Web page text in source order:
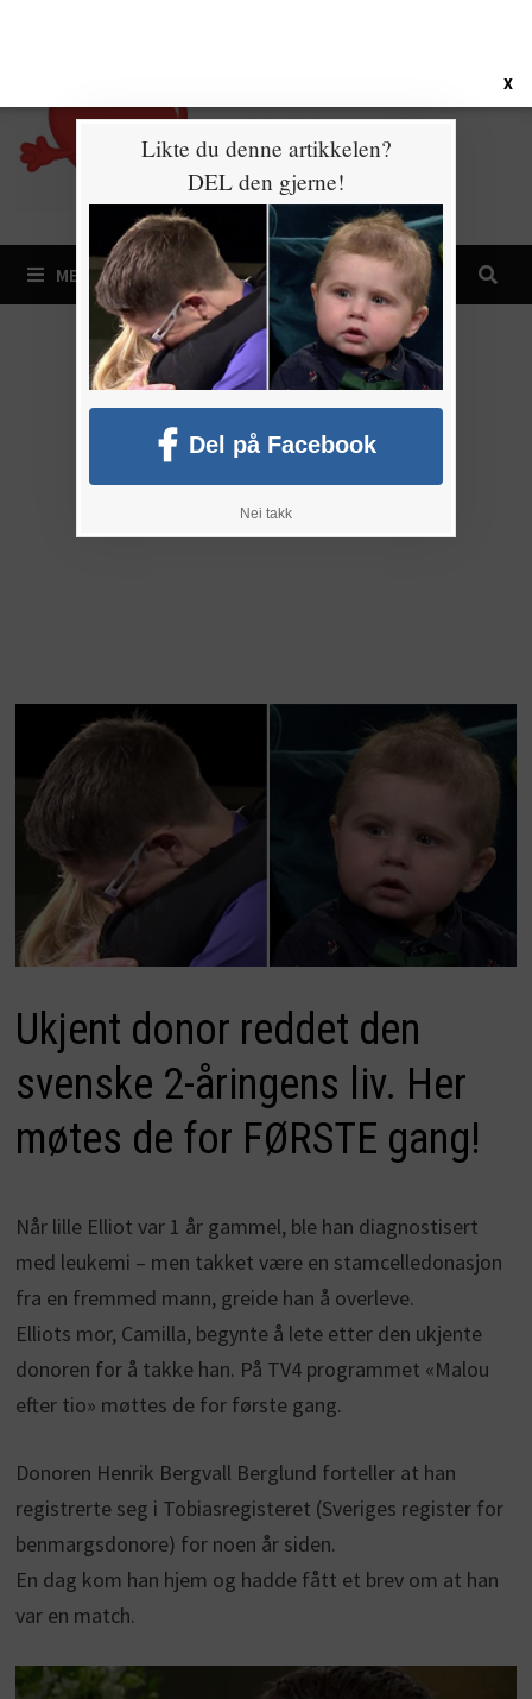
MENY
Ukjent donor reddet den
svenske 2-åringens liv. Her
møtes de for FØRSTE gang!
Når lille Elliot var 1 år gammel, ble han diagnostisert
med leukemi – men takket være en stamcelledonasjon
fra en fremmed mann, greide han å overleve.
Elliots mor, Camilla, begynte å lete etter den ukjente
donoren for å takke han. På TV4 programmet «Malou
efter tio» møttes de for første gang.
Donoren Henrik Bergvall Berglund forteller at han
registrerte seg i Tobiasregisteret (Sveriges register for
benmargsdonore) for noen år siden.
En dag kom han hjem og hadde fått et brev om at han
var en match.
X
Likte du denne artikkelen?
DEL den gjerne!
Del på Facebook
Nei takk